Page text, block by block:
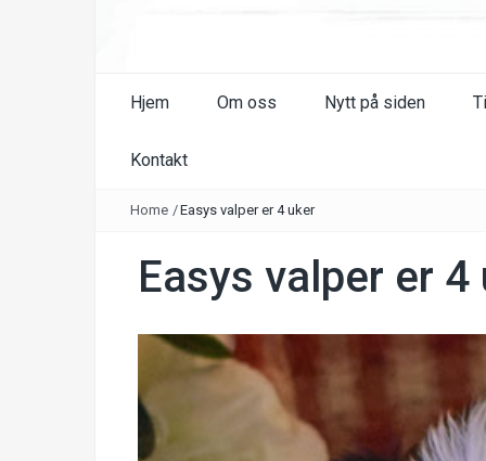
Hjem Om oss Nytt på siden
Kontakt
Home /Easys valper er 4 uker
Easys valper er 4